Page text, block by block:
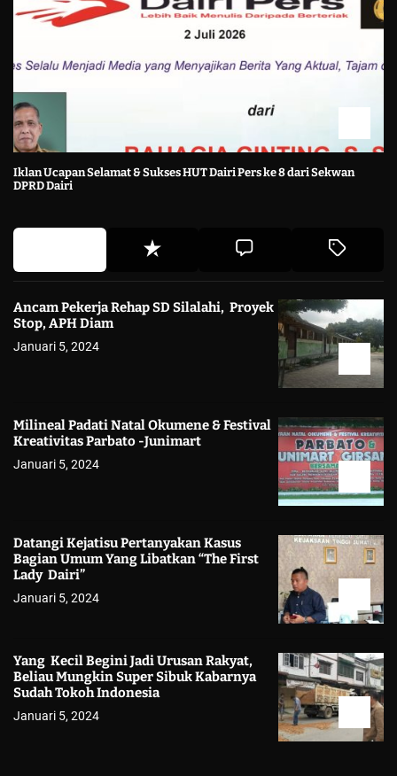
Iklan Ucapan Selamat & Sukses HUT Dairi Pers ke 8 dari Sekwan
DPRD Dairi
Ancam Pekerja Rehap SD Silalahi, Proyek
Stop, APH Diam
Januari 5, 2024
Milineal Padati Natal Okumene & Festival
Kreativitas Parbato -Junimart
Januari 5, 2024
Datangi Kejatisu Pertanyakan Kasus
Bagian Umum Yang Libatkan “The First
Lady Dairi”
Januari 5, 2024
Yang Kecil Begini Jadi Urusan Rakyat,
Beliau Mungkin Super Sibuk Kabarnya
Sudah Tokoh Indonesia
Januari 5, 2024